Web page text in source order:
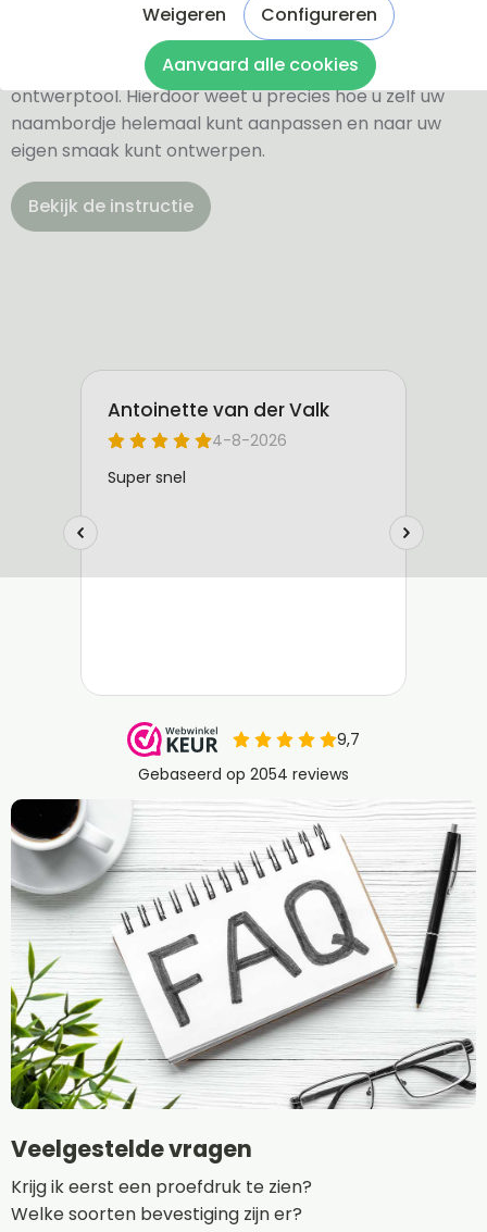
Via onderstaande knop komt u bij een instructie en
een tutorial die u een rondleiding geeft door de
ontwerptool. Hierdoor weet u precies hoe u zelf uw
naambordje helemaal kunt aanpassen en naar uw
eigen smaak kunt ontwerpen.
Bekijk de instructie
Veelgestelde vragen
Krijg ik eerst een proefdruk te zien?
Welke soorten bevestiging zijn er?
Weigeren
Configureren
Aanvaard alle cookies